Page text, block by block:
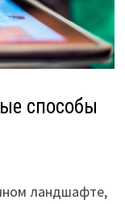
способы
ландшафте,